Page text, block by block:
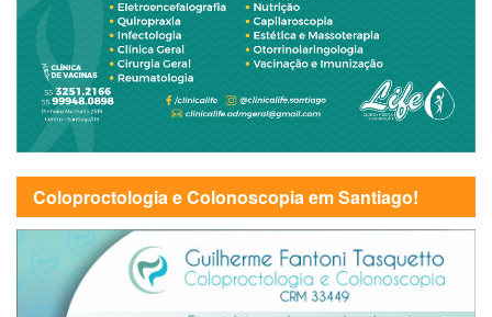
Coloproctologia e Colonoscopia em Santiago!